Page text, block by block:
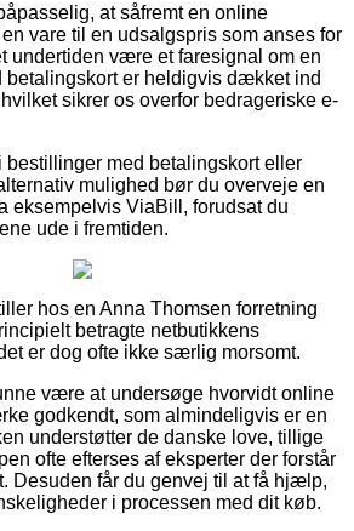
at såfremt en online
vare til en udsalgspris som anses for
undertiden være et faresignal om en
betalingskort er heldigvis dækket ind
sikrer os overfor bedrageriske e-
bestillinger med betalingskort eller
mulighed bør du overveje en
eksempelvis ViaBill, forudsat du
ude i fremtiden.
hos en Anna Thomsen forretning
betragte netbutikkens
er dog ofte ikke særlig morsomt.
være at undersøge hvorvidt online
godkendt, som almindeligvis er en
understøtter de danske love, tillige
ofte efterses af eksperter der forstår
Desuden får du genvej til at få hjælp,
i processen med dit køb.